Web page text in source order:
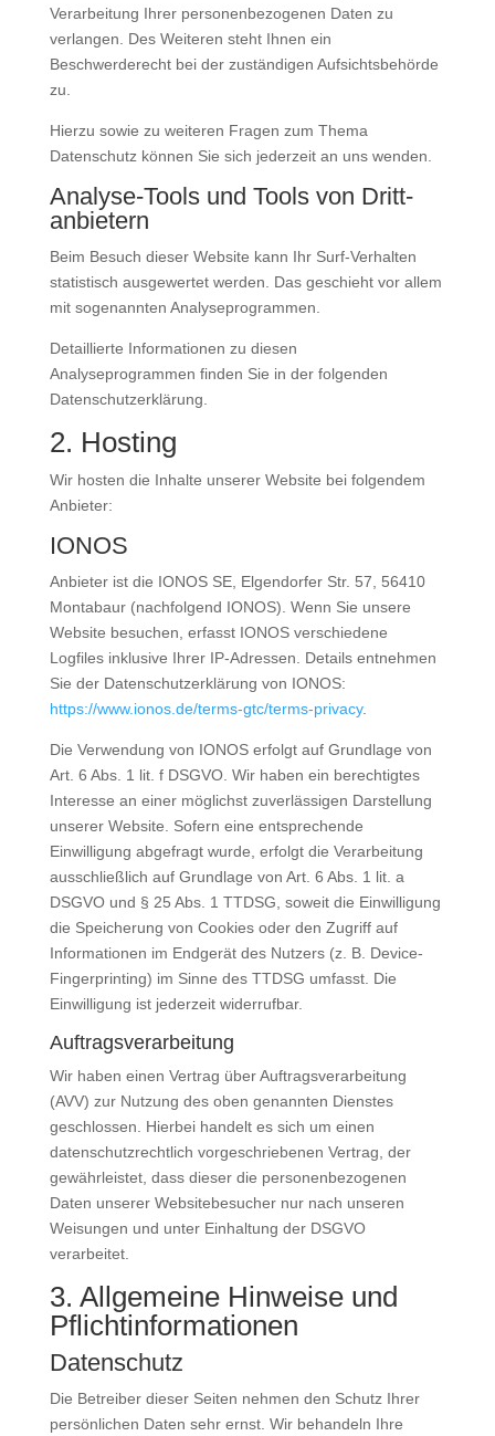
Verarbeitung Ihrer personenbezogenen Daten zu
verlangen. Des Weiteren steht Ihnen ein
Beschwerderecht bei der zuständigen Aufsichtsbehörde
zu.
Hierzu sowie zu weiteren Fragen zum Thema
Datenschutz können Sie sich jederzeit an uns wenden.
Analyse-Tools und Tools von Dritt­
anbietern
Beim Besuch dieser Website kann Ihr Surf-Verhalten
statistisch ausgewertet werden. Das geschieht vor allem
mit sogenannten Analyseprogrammen.
Detaillierte Informationen zu diesen
Analyseprogrammen finden Sie in der folgenden
Datenschutzerklärung.
2. Hosting
Wir hosten die Inhalte unserer Website bei folgendem
Anbieter:
IONOS
Anbieter ist die IONOS SE, Elgendorfer Str. 57, 56410
Montabaur (nachfolgend IONOS). Wenn Sie unsere
Website besuchen, erfasst IONOS verschiedene
Logfiles inklusive Ihrer IP-Adressen. Details entnehmen
Sie der Datenschutzerklärung von IONOS:
https://www.ionos.de/terms-gtc/terms-privacy.
Die Verwendung von IONOS erfolgt auf Grundlage von
Art. 6 Abs. 1 lit. f DSGVO. Wir haben ein berechtigtes
Interesse an einer möglichst zuverlässigen Darstellung
unserer Website. Sofern eine entsprechende
Einwilligung abgefragt wurde, erfolgt die Verarbeitung
ausschließlich auf Grundlage von Art. 6 Abs. 1 lit. a
DSGVO und § 25 Abs. 1 TTDSG, soweit die Einwilligung
die Speicherung von Cookies oder den Zugriff auf
Informationen im Endgerät des Nutzers (z. B. Device-
Fingerprinting) im Sinne des TTDSG umfasst. Die
Einwilligung ist jederzeit widerrufbar.
Auftragsverarbeitung
Wir haben einen Vertrag über Auftragsverarbeitung
(AVV) zur Nutzung des oben genannten Dienstes
geschlossen. Hierbei handelt es sich um einen
datenschutzrechtlich vorgeschriebenen Vertrag, der
gewährleistet, dass dieser die personenbezogenen
Daten unserer Websitebesucher nur nach unseren
Weisungen und unter Einhaltung der DSGVO
verarbeitet.
3. Allgemeine Hinweise und
Pflicht­informationen
Datenschutz
Die Betreiber dieser Seiten nehmen den Schutz Ihrer
persönlichen Daten sehr ernst. Wir behandeln Ihre